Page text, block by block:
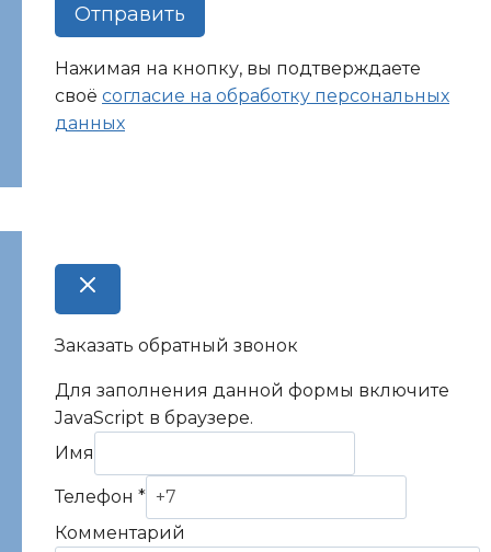
Отправить
Нажимая на кнопку, вы подтверждаете
своё согласие на обработку персональных
данных
Заказать обратный звонок
Для заполнения данной формы включите
JavaScript в браузере.
Имя
Комментарий
Телефон
Телефон *
Комментарий